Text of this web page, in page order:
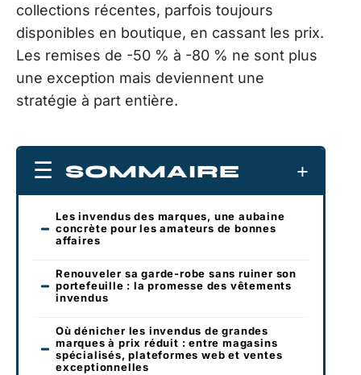
collections récentes, parfois toujours
disponibles en boutique, en cassant les prix.
Les remises de -50 % à -80 % ne sont plus
une exception mais deviennent une
stratégie à part entière.
SOMMAIRE
Les invendus des marques, une aubaine
concrète pour les amateurs de bonnes
affaires
Renouveler sa garde-robe sans ruiner son
portefeuille : la promesse des vêtements
invendus
Où dénicher les invendus de grandes
marques à prix réduit : entre magasins
spécialisés, plateformes web et ventes
exceptionnelles